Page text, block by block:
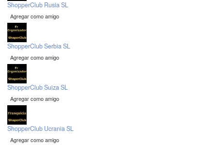
ShopperClub Rusia SL
Agregar como amigo
ShopperClub Serbia SL
Agregar como amigo
ShopperClub Suiza SL
Agregar como amigo
ShopperClub Ucrania SL
Agregar como amigo